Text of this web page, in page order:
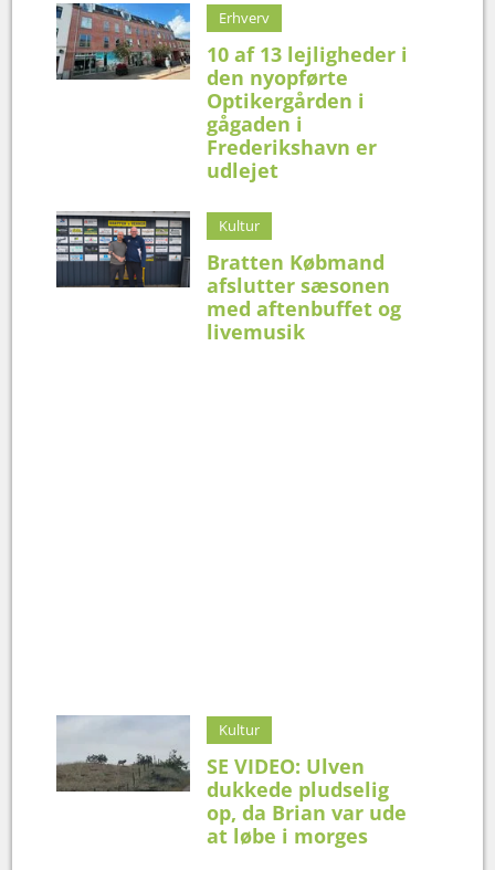
Erhverv
10 af 13 lejligheder i
den nyopførte
Optikergården i
gågaden i
Frederikshavn er
udlejet
Kultur
Bratten Købmand
afslutter sæsonen
med aftenbuffet og
livemusik
Kultur
SE VIDEO: Ulven
dukkede pludselig
op, da Brian var ude
at løbe i morges